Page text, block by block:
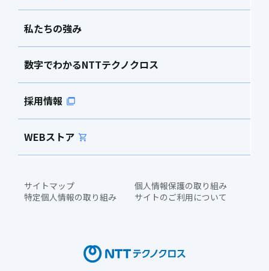
私たちの強み
数字でわかるNTTテクノクロス
採用情報
WEBストア
サイトマップ
個人情報保護の取り組み
特定個人情報の取り組み
サイトのご利用について